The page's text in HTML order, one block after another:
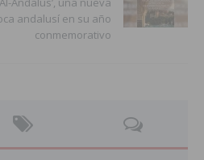
andalusí en su año
conmemorativo